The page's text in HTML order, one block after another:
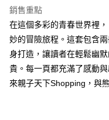
3.實際核准額度、可分期數及
4.訂單成立30分鐘內，如未前
消。如遇「轉專審核」未通過
法說明評估內容。
1.分期款項不併入電信帳單，
醒簡訊。
2.透過簡訊連結打開帳單後，
帳／街口支付／iPASS
便利好安心！
１．簡單：不需註冊會員、不
２．便利：只要手機號碼，簡
３．安心：先確認商品／服務
１．於結帳方式選擇「
結帳頁面，進行簡訊認證並確
運送方式
付款後全家取貨｜8/8-8/
每筆NT$70，滿NT$499(
付款後7-11取貨
銷售重點
在這個多彩的青春世界裡
妙的冒險旅程。這套包含
身打造，讓讀者在輕鬆幽
貴。每一頁都充滿了感動
來親子天下Shopping，與